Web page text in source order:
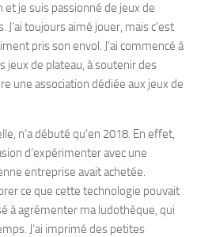
et je suis passionné de jeux de
toujours aimé jouer, mais c’est
pris son envol. J’ai commencé à
jeux de plateau, à soutenir des
une association dédiée aux jeux de
n’a débuté qu’en 2018. En effet,
d’expérimenter avec une
entreprise avait achetée.
ce que cette technologie pouvait
à agrémenter ma ludothèque, qui
J’ai imprimé des petites